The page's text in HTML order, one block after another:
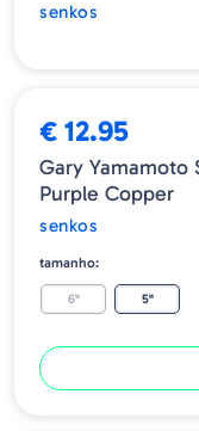
senkos
€ 12.95
Gary Yamamoto
Purple Copper
senkos
tamanho:
6" 5"